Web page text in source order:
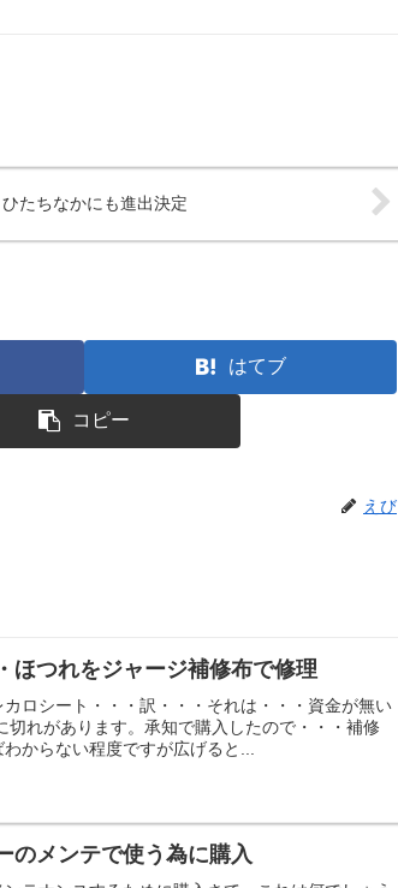
たちなかにも進出決定
はてブ
コピー
えび
つれをジャージ補修布で修理
ロシート・・・訳・・・それは・・・資金が無い
れがあります。承知で購入したので・・・補修
からない程度ですが広げると...
のメンテで使う為に購入